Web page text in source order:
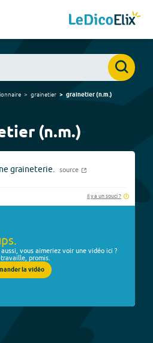
grainetier grainetier(n.m.)
(n.m.)
graineterie. source
Il y a un souci ?
aussi, vous aimeriez voir une vidéo ici ?
promis.
la vidéo